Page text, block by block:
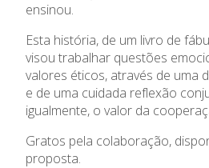
APEE
ensinou.
Esta história, de um livro de
visou trabalhar questões
valores éticos, através de uma
e de uma cuidada reflexão
igualmente, o valor da
Gratos pela colaboração,
proposta.